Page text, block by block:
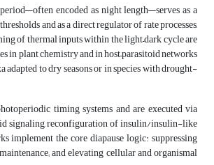
encoded as night length—serves as a
and as a direct regulator of rate processes,
of thermal inputs within the light–dark cycle are
in plant chemistry and in host–parasitoid networks
to dry seasons or in species with drought-
timing systems and are executed via
signaling, reconfiguration of insulin/insulin-like
implement the core diapause logic: suppressing
and elevating cellular and organismal